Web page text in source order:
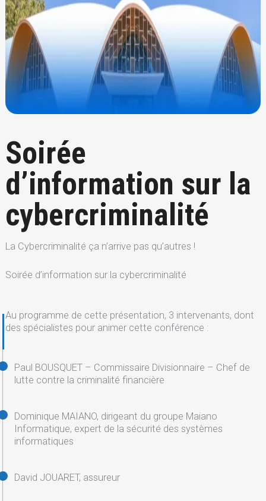
Soirée
d’information sur la
cybercriminalité
La Cybercriminalité ça n’arrive pas qu’autres !
Soirée d’information sur la cybercriminalité
Au programme de cette présentation, 3 intervenants, dont
des spécialistes pour animer cette conférence :
Paul BOUSQUET – Commissaire Divisionnaire – Chef de
lutte contre la criminalité financière
Dominique MAIANO, dirigeant du groupe Maiano
Informatique, expert de la sécurité des systèmes
informatiques
David JOUARET, assureur